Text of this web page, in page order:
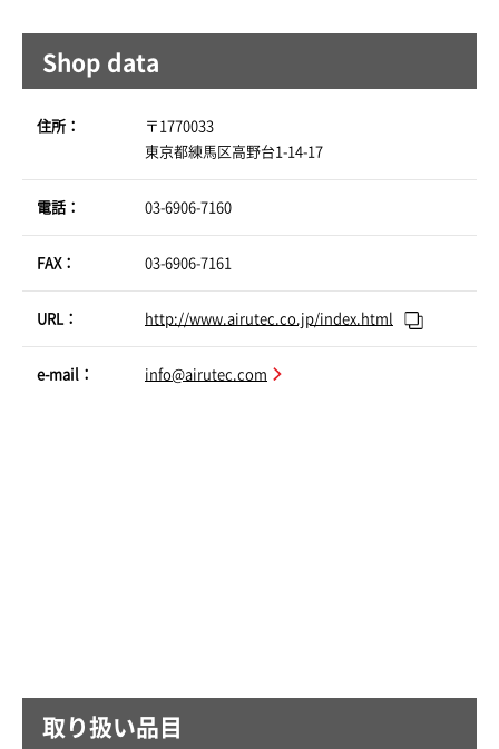
Shop data
住所：
〒1770033
東京都練馬区高野台1-14-17
電話： 03-6906-7160
FAX： 03-6906-7161
URL： http://www.airutec.co.jp/index.html
e-mail： info@airutec.com
取り扱い品目